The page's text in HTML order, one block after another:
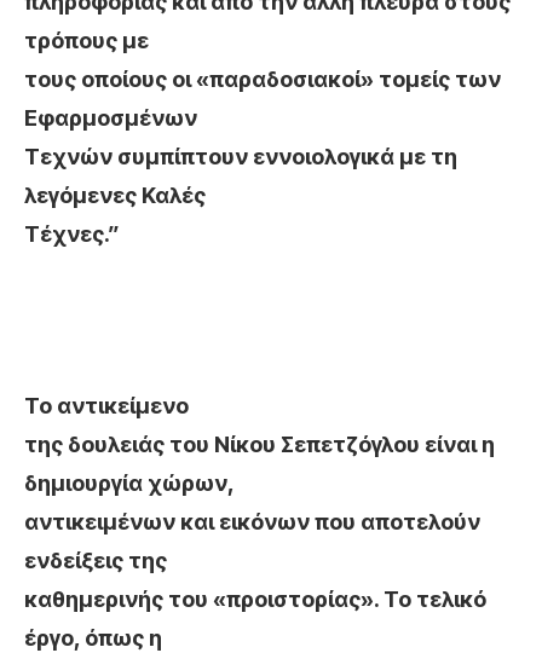
τρόπους με
τους οποίους οι «παραδοσιακοί» τομείς των
Εφαρμοσμένων
Τεχνών συμπίπτουν εννοιολογικά με τη
λεγόμενες Καλές
Τέχνες.”
Το αντικείμενο
της δουλειάς του Νίκου Σεπετζόγλου είναι η
δημιουργία χώρων,
αντικειμένων και εικόνων που αποτελούν
ενδείξεις της
καθημερινής του «προιστορίας». Το τελικό
έργο, όπως η